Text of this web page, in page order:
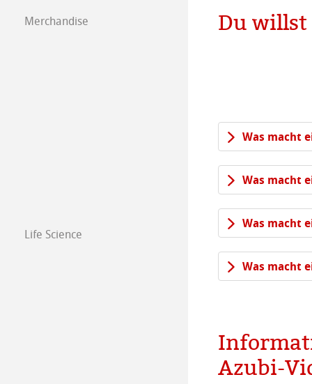
Merchandise
Life Science
Du willst
Was macht
Was macht
Was macht
Was macht
Azubi-